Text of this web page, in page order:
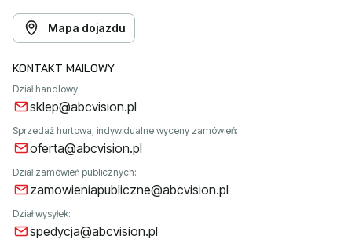
Mapa dojazdu
KONTAKT MAILOWY
Dział handlowy
sklep@abcvision.pl
Sprzedaż hurtowa, indywidualne wyceny zamówień:
oferta@abcvision.pl
Dział zamówień publicznych:
zamowieniapubliczne@abcvision.pl
Dział wysyłek:
spedycja@abcvision.pl